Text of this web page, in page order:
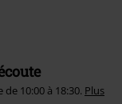
10:00 à 18:30. Plus